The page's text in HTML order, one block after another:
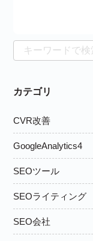
カテゴリ
CVR改善
GoogleAnalytics4
SEOツール
SEOライティング
SEO会社